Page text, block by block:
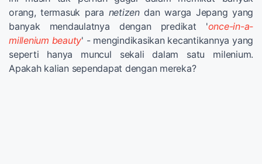
orang, termasuk para netizendan warga Jepang yang
banyak mendaulatnya dengan predikat 'once-in-a-
millenium beauty' - mengindikasikan kecantikannya yang
seperti hanya muncul sekali dalam satu milenium.
Apakah kalian sependapat dengan mereka?